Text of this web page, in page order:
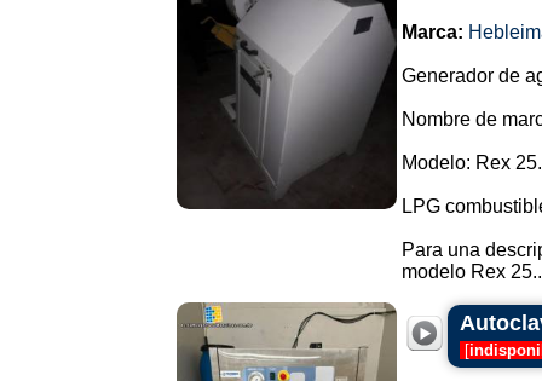
Marca:
Generador de
Nombre de
Modelo: Rex 25.
LPG
Para una
modelo Rex
[